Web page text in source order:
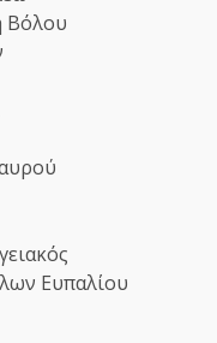
Βόλου
Ευπαλίου